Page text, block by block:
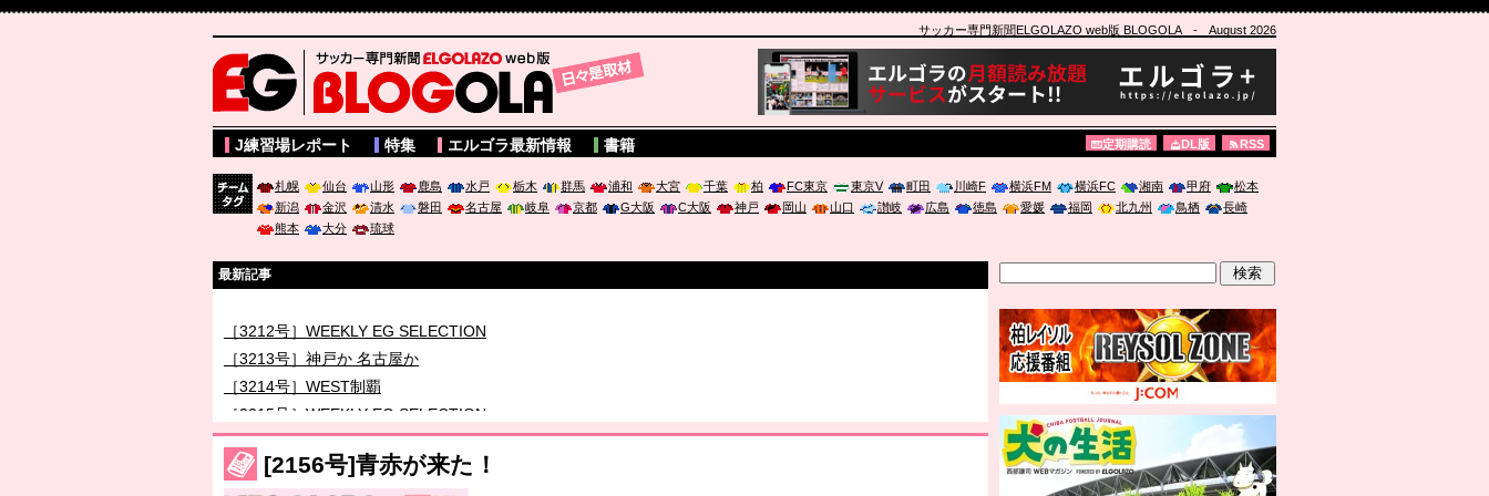
サッカー専門新聞ELGOLAZO web版 BLOGOLA- August 2026
サッカー専門新聞ELGOLAZO web版 BLOGOLA
J練習場レポート 特集 エルゴラ最新情報 書籍 定期購読 DL版 RSS
札幌 仙台 山形 鹿島 水戸 栃木 群馬 浦和 大宮 千葉 柏 FC東京 東京V 町田 川崎F 横浜FM 横浜FC 湘南 甲府
松本
新潟
金沢 清水 磐田 名古屋 岐阜 京都 G大阪 C大阪 神戸 岡山 山口 讃岐 広島 徳島 愛媛 福岡 北九州 鳥栖
長崎
熊本
大分 琉球
最新記事
［3212号］WEEKLY EG SELECTION
［3213号］神戸か 名古屋か
［3214号］WEST制覇
［3215号］WEEKLY EG SELECTION
［3216号］行く末占うラストワン
［3217号］最高の景色へ出国
[2156号]青赤が来た！